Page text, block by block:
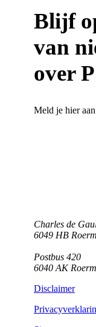
Blijf
van
over
Meld je hier
Charles de
6049 HB
Postbus 420
6040 AK
Disclaimer